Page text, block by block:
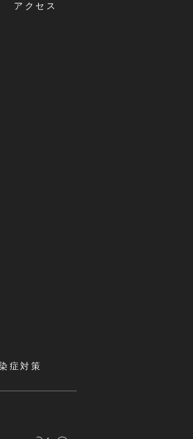
アクセス
症対策